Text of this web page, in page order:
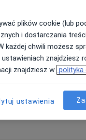
nie jest dostępne
o wizytę
plików cookie (lub
i dostarczania
każdej chwili możesz
znajdziesz
znajdziesz w polityka
ustawienia